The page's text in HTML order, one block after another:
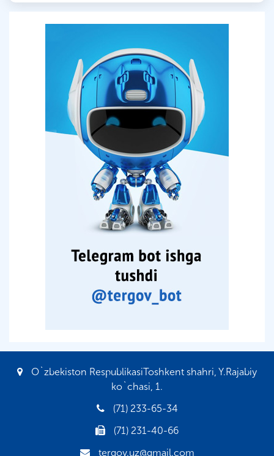
O`zbekiston RespublikasiToshkent shahri, Y.Rajabiy
ko`chasi, 1.
(71) 233-65-34
(71) 231-40-66
tergov.uz@gmail.com